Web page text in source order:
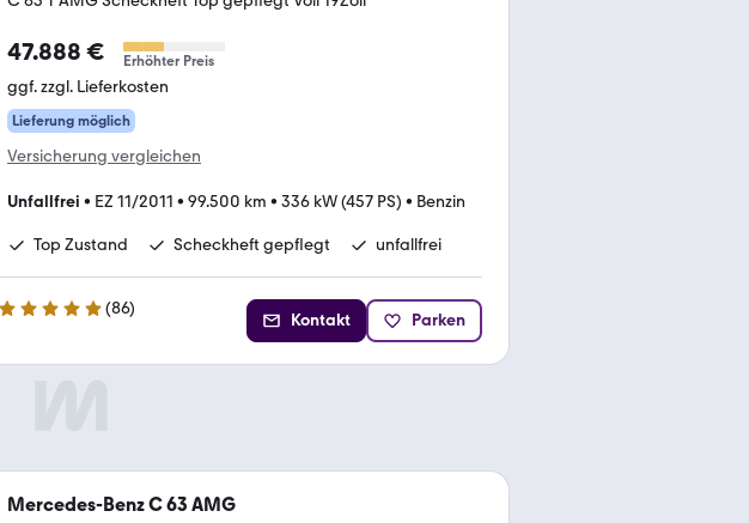
47.888 € Erhöhter Preis
ggf. zzgl. Lieferkosten
Lieferung möglich
Versicherung vergleichen
Unfallfrei • EZ 11/2011 • 99.500 km • 336 kW (457 PS) • Benzin
Top Zustand Scheckheft gepflegt unfallfrei
4.8 Sterne (86)
Kontakt Parken
Mercedes-Benz C 63 AMG